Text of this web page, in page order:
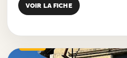
VOIR LA FICHE